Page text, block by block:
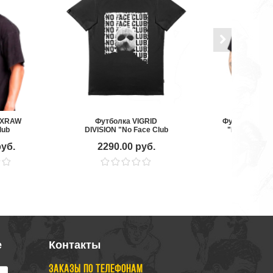
Футболка VIGRID
DIVISION "No Face Club
2290.00 руб.
Футболка
Контакты
ЗАКАЗЫ ПО ТЕЛЕФОНАМ